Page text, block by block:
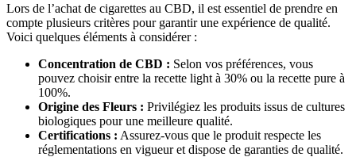
Lors de l’achat de cigarettes au CBD, il est essentiel de prendre en
compte plusieurs critères pour garantir une expérience de qualité.
Voici quelques éléments à considérer :
Concentration de CBD : Selon vos préférences, vous
pouvez choisir entre la recette light à 30% ou la recette pure à
100%.
Origine des Fleurs : Privilégiez les produits issus de cultures
biologiques pour une meilleure qualité.
Certifications : Assurez-vous que le produit respecte les
réglementations en vigueur et dispose de garanties de qualité.